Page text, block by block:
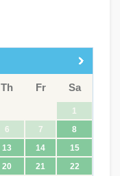
Th Fr Sa
1
6 7
8
13 14
15
20 21
22